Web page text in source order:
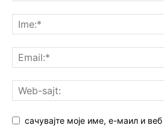
сачувајте моје име, е-маил и веб